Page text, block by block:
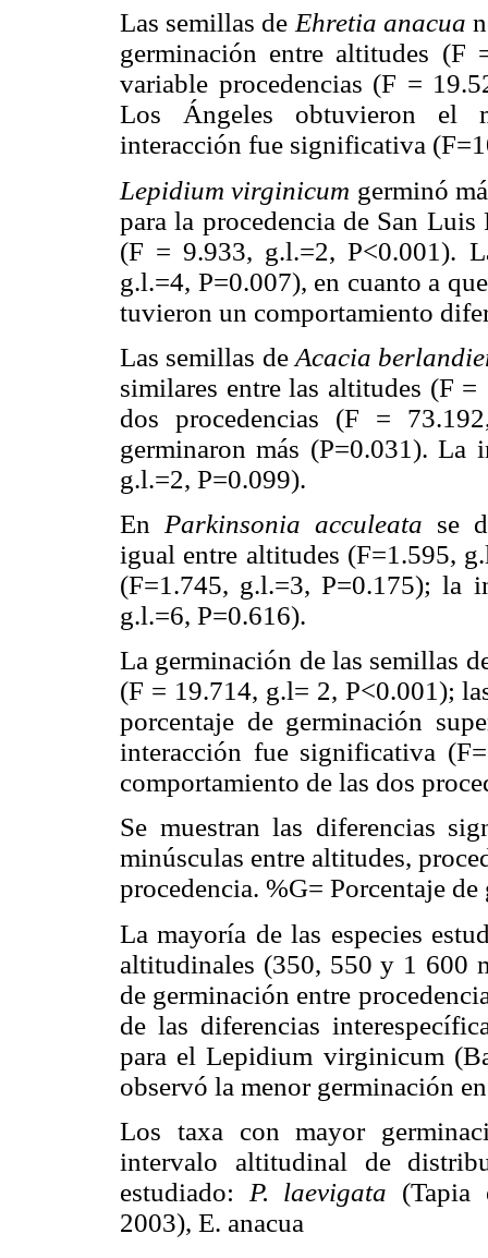
Las semillas deEhretia anacua
germinación entre altitudes
variable procedencias (F =
Los Ángeles obtuvieron el
interacción fue significativa
Lepidium virginicum germinó
para la procedencia de San
(F = 9.933, g.l.=2, P<0.001).
g.l.=4, P=0.007), en cuanto a
tuvieron un comportamiento
Las semillas de Acacia
similares entre las altitudes (F
dos procedencias (F =
germinaron más (P=0.031). La
g.l.=2, P=0.099).
En Parkinsonia acculeata se
igual entre altitudes (F=1.595,
(F=1.745, g.l.=3, P=0.175); la
g.l.=6, P=0.616).
La germinación de las semillas
(F = 19.714, g.l= 2, P<0.001);
porcentaje de germinación
interacción fue significativa
comportamiento de las dos
Se muestran las diferencias
minúsculas entre altitudes,
procedencia. %G= Porcentaje
La mayoría de las especies
altitudinales (350, 550 y 1 600
de germinación entre
de las diferencias
para el Lepidium virginicum
observó la menor germinación
Los taxa con mayor
intervalo altitudinal de
estudiado: P. laevigata
2003), E. anacua